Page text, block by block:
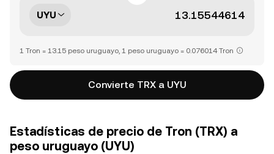
UYU
1 Tron = 13.15 peso uruguayo, 1 peso uruguayo = 0.076014 Tron
Convierte TRX a UYU
Estadísticas de precio de Tron (TRX) a
peso uruguayo (UYU)